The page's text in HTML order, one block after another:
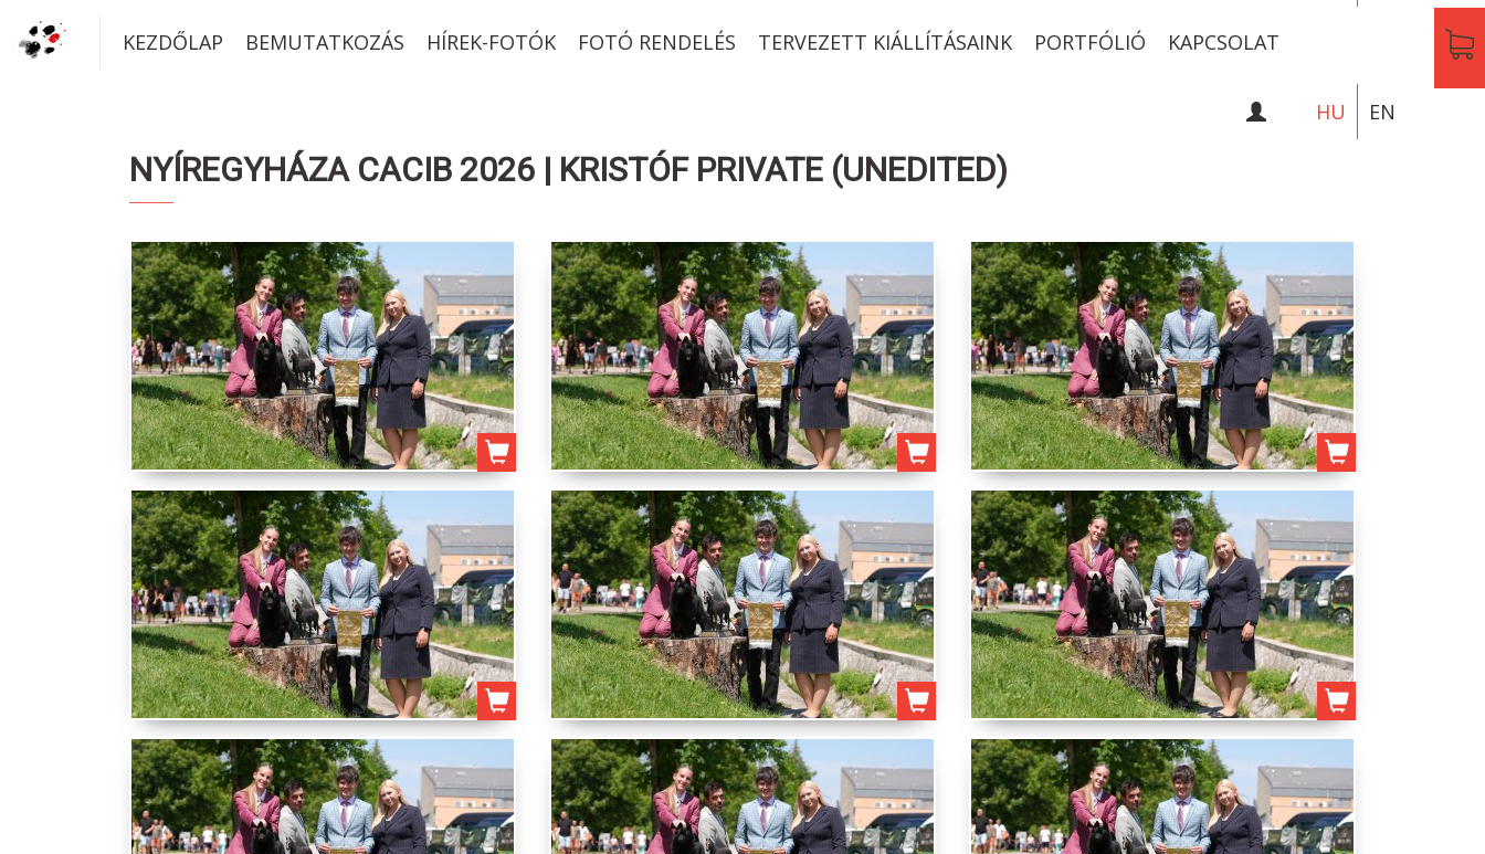
KEZDŐLAP BEMUTATKOZÁS HÍREK-FOTÓK FOTÓ RENDELÉS TERVEZETT KIÁLLÍTÁSAINK PORTFÓLIÓ KAPCSOLAT
HU EN
NYÍREGYHÁZA CACIB 2026 | KRISTÓF PRIVATE (UNEDITED)